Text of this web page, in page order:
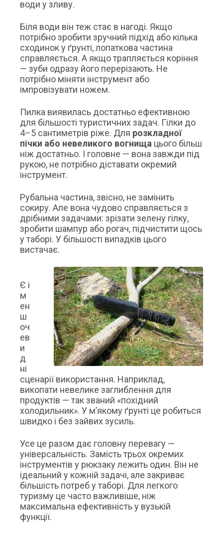
води у зливу.
Біля води він теж стає в нагоді. Якщо
потрібно зробити зручний підхід або кілька
сходинок у ґрунті, лопаткова частина
справляється. А якщо трапляється коріння
— зуби одразу його перерізають. Не
потрібно міняти інструмент або
імпровізувати ножем.
Пилка виявилась достатньо ефективною
для більшості туристичних задач. Гілки до
4–5 сантиметрів ріже. Для розкладної
пічки або невеликого вогнища цього більш
ніж достатньо. І головне — вона завжди під
рукою, не потрібно діставати окремий
інструмент.
Рубальна частина, звісно, не замінить
сокиру. Але вона чудово справляється з
дрібними задачами: зрізати зелену гілку,
зробити шампур або рогач, підчистити щось
у таборі. У більшості випадків цього
вистачає.
Є і
м
ен
ш
оч
ев
и
д
ні
сценарії використання. Наприклад,
викопати невелике заглиблення для
продуктів — так званий «похідний
холодильник». У м’якому ґрунті це робиться
швидко і без зайвих зусиль.
Усе це разом дає головну перевагу —
універсальність. Замість трьох окремих
інструментів у рюкзаку лежить один. Він не
ідеальний у кожній задачі, але закриває
більшість потреб у таборі. Для легкого
туризму це часто важливіше, ніж
максимальна ефективність у вузькій
функції.